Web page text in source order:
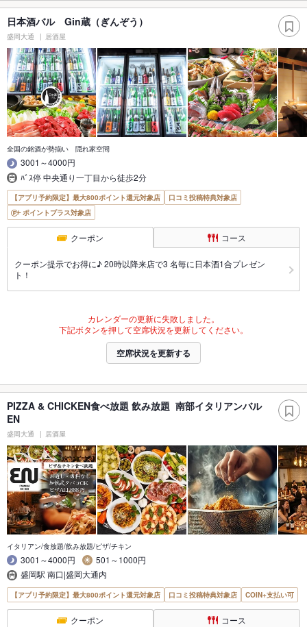
日本酒バル Gin蔵（ぎんぞう）
盛岡大通 居酒屋
全国の銘酒が勢揃い 隠れ家空間
3001～4000円
ﾊﾞｽ停 中央通り一丁目から徒歩2分
【アプリ予約限定】最大800ポイント還元対象店
口コミ投稿特典対象店
ポイントプラス対象店
クーポン コース
クーポン提示でお得に♪ 20時以降来店で3 名毎に日本酒1合プレゼン
ト！
カレンダーの更新に失敗しました。
下記ボタンを押して空席状況を更新してください。
空席状況を更新する
PIZZA & CHICKEN食べ放題 飲み放題 南部イタリアンバル
EN
盛岡大通 居酒屋
イタリアン/食放題/飲み放題/ピザ/チキン
3001～4000円
501～1000円
盛岡駅 南口|盛岡大通内
【アプリ予約限定】最大800ポイント還元対象店 口コミ投稿特典対象店 COIN+支払い可
クーポン コース